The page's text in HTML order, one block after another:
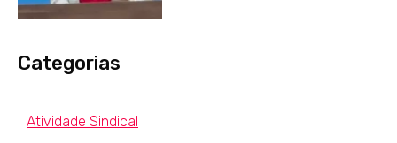
Categorias
Atividade Sindical